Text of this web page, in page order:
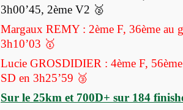
3h00’45, 2ème V2 🥈
Margaux REMY : 2ème F, 36ème au
3h10’03 🥇
Lucie GROSDIDIER : 4ème F, 56ème
SD en 3h25’59 🥉
Sur le 25km et 700D+ sur 184